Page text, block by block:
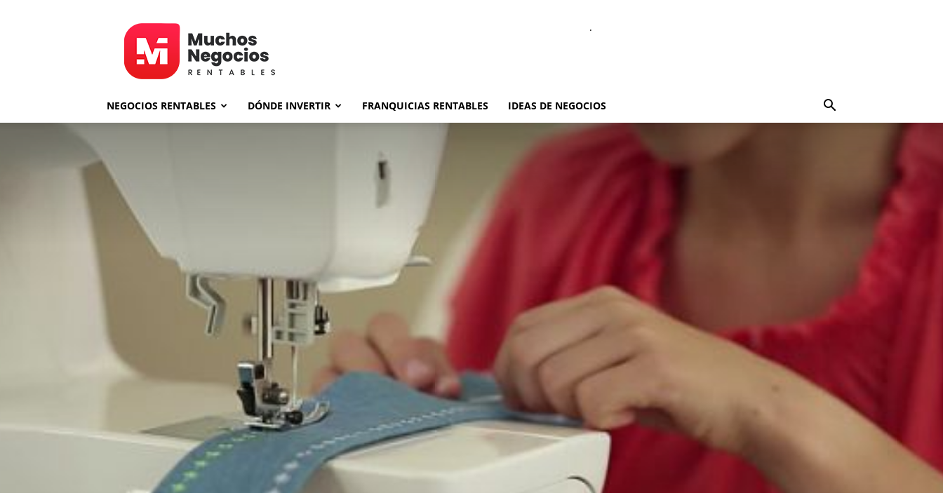
.
NEGOCIOS RENTABLES DÓNDE INVERTIR FRANQUICIAS RENTABLES IDEAS DE NEGOCIOS